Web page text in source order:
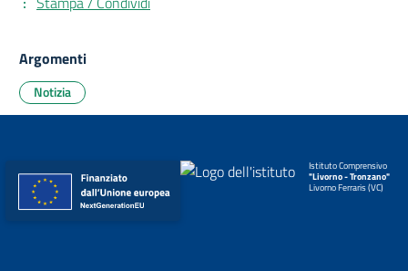
Argomenti
Notizia
Istituto Comprensivo
"Livorno - Tronzano"
Livorno Ferraris (VC)